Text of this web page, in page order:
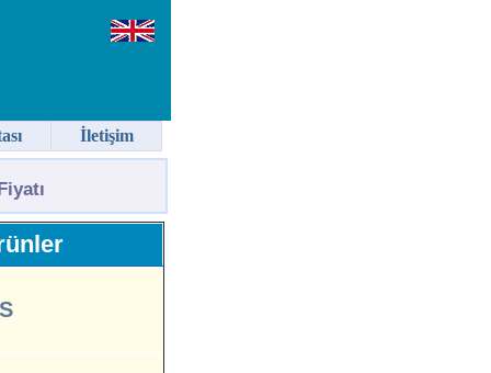
İletişim